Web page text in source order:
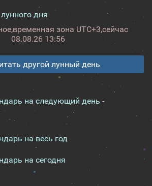
дня
временная зона UTC+3,сейчас
08.08.26 13:56
другой лунный день
на следующий день -
на весь год
на сегодня